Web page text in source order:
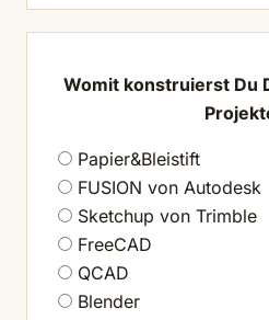
Womit konstruierst Du
Papier&Bleistift
FUSION von Autodesk
Sketchup von Trimble
FreeCAD
QCAD
Blender